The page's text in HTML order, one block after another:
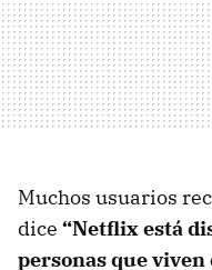
Muchos usuarios
dice “Netflix está
personas que viven